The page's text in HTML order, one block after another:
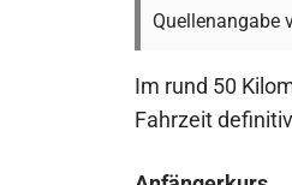
Quellenangabe
Im rund 50
Fahrzeit